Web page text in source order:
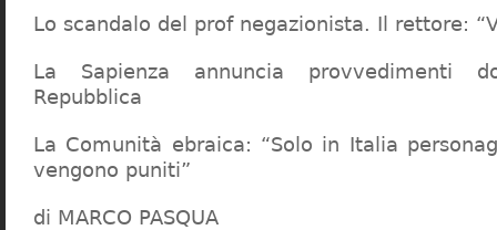
Lo scandalo del prof negazionista. Il rettore:
La Sapienza annuncia provvedimenti
Repubblica
La Comunità ebraica: “Solo in Italia
vengono puniti”
di MARCO PASQUA